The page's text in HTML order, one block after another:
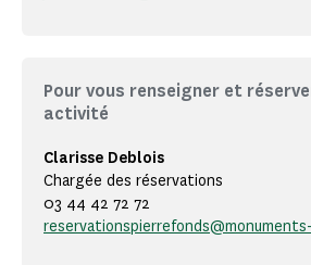
Pour vous renseigner et
activité
Clarisse Deblois
Chargée des réservations
03 44 42 72 72